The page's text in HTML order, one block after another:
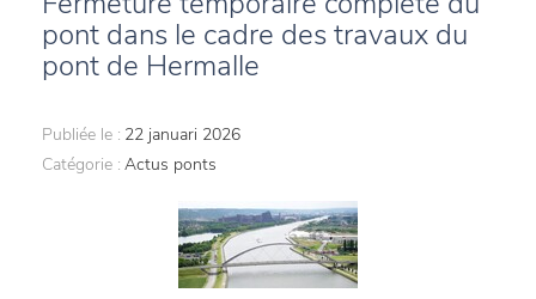
pont dans le cadre des travaux du
pont de Hermalle
Publiée le : 22 januari 2026
Catégorie : Actus ponts